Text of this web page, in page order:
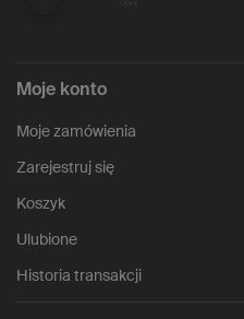
Moje konto
Moje zamówienia
Zarejestruj się
Koszyk
Ulubione
Historia transakcji